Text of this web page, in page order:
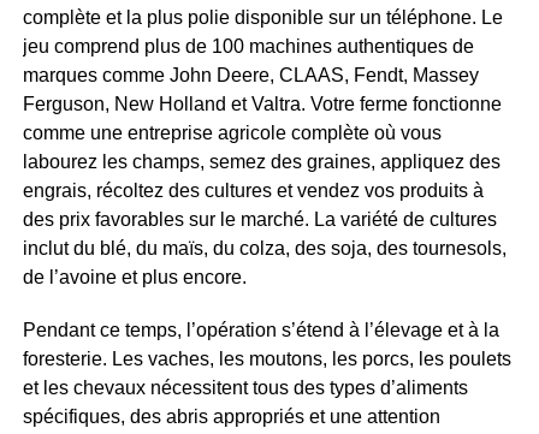
complète et la plus polie disponible sur un téléphone. Le
jeu comprend plus de 100 machines authentiques de
marques comme John Deere, CLAAS, Fendt, Massey
Ferguson, New Holland et Valtra. Votre ferme fonctionne
comme une entreprise agricole complète où vous
labourez les champs, semez des graines, appliquez des
engrais, récoltez des cultures et vendez vos produits à
des prix favorables sur le marché. La variété de cultures
inclut du blé, du maïs, du colza, des soja, des tournesols,
de l’avoine et plus encore.
Pendant ce temps, l’opération s’étend à l’élevage et à la
foresterie. Les vaches, les moutons, les porcs, les poulets
et les chevaux nécessitent tous des types d’aliments
spécifiques, des abris appropriés et une attention